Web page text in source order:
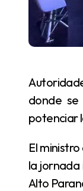
Autoridades de la provincia participaron en la jornada inaugural de la Paraguay Business Week,
donde
potenciar
El ministro de Industria de Misiones, Federico Fachinello, junto a su equipo de trabajo participó de
la jornada
Alto